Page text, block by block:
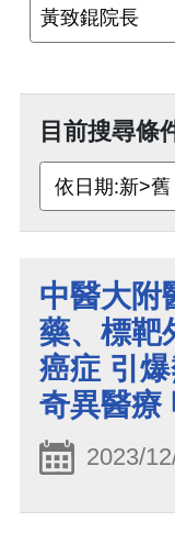
目前搜尋條
中醫大附
藥、標靶
癌症 引
奇異醫療
2023/